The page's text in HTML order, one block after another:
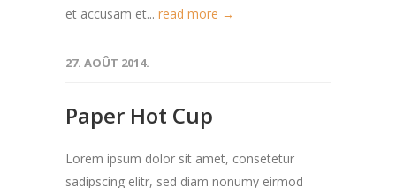
et accusam et... read more →
27. AOÛT 2014.
Paper Hot Cup
Lorem ipsum dolor sit amet, consetetur
sadipscing elitr, sed diam nonumy eirmod